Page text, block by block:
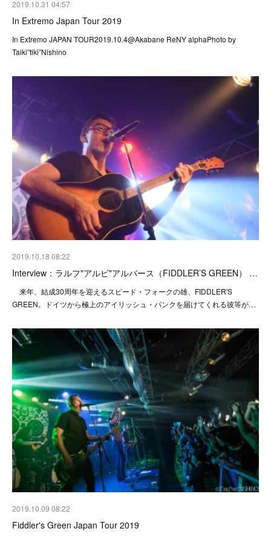
2019.10.31 04:57
In Extremo Japan Tour 2019
In Extremo JAPAN TOUR2019.10.4@Akabane ReNY alphaPhoto by
Taiki”tiki”Nishino
2019.10.18 08:22
Interview：ラルフ"アルビ"アルバース（FIDDLER’S GREEN） …
来年、結成30周年を迎えるスピード・フォークの雄、FIDDLER'S
GREEN。ドイツから極上のアイリッシュ・パンクを届けてくれる彼等が…
2019.10.09 08:22
Fiddler's Green Japan Tour 2019